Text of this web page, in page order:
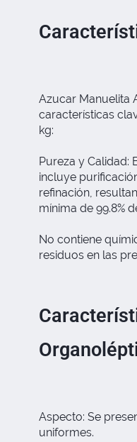
Azucar Manuelita
características
kg:
Pureza y
incluye
refinación,
mínima de 99.8%
No contiene
residuos en las
Aspecto: Se
uniformes.